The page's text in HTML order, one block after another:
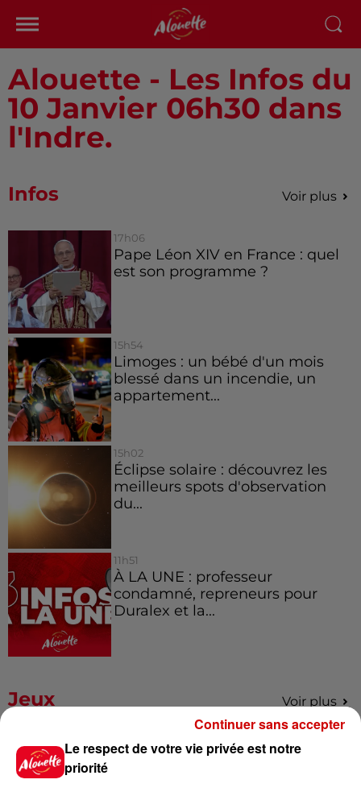
Alouette - Les Infos du
10 Janvier 06h30 dans
l'Indre.
Infos Voir plus
17h06
Pape Léon XIV en France : quel
est son programme ?
15h54
Limoges : un bébé d'un mois
blessé dans un incendie, un
appartement...
15h02
Éclipse solaire : découvrez les
meilleurs spots d'observation
du...
11h51
À LA UNE : professeur
condamné, repreneurs pour
Duralex et la...
Jeux Voir plus
Le Duel - Gagnez vos entrées
pour l'un des zoos de nos
Le respect de votre vie privée est notre
priorité
Continuer sans accepter